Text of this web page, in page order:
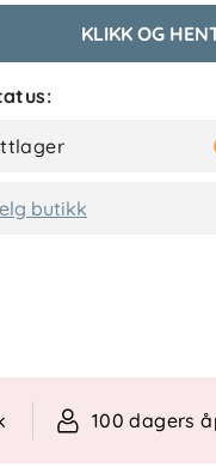
KLIKK OG
butikk
100 dagers